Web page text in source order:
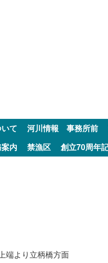
て 河川情報 事務所前
内 禁漁区 創立70周年
端より立柄橋方面